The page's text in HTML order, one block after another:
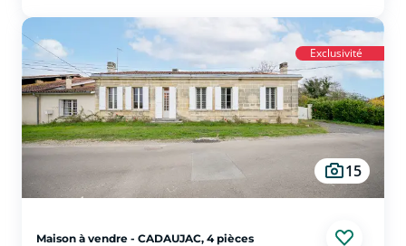
proximité des commodités, école, transport tout en bénéficiant d'un
cadre de vie calme et verdoyant et à seulement 25km de Bordeaux.
Pour plus d'informations ou organiser une visite, n'hésitez pas à nous
contacter.
Exclusivité
15
Maison à vendre - CADAUJAC, 4 pièces